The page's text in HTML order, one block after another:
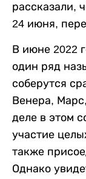
рассказали,
24 июня,
В июне 2022
один ряд
соберутся
Венера,
деле в этом
участие
также
Однако